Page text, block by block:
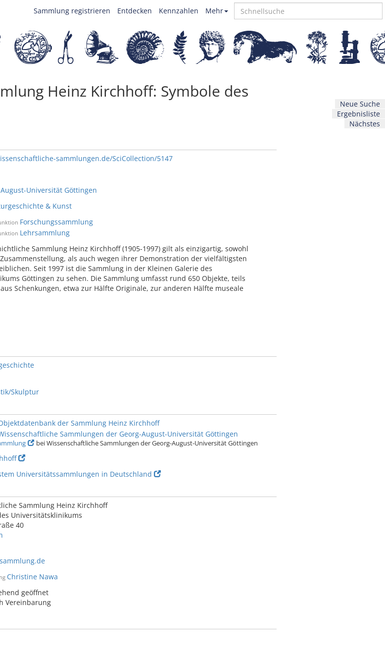
Mehr
Kennzahlen
Entdecken
Sammlung registrieren
Neue Suche
Ergebnisliste
Nächstes
Heinz Kirchhoff: Symbole des
sammlungen.de/SciCollection/5147
Universität Göttingen
& Kunst
Forschungssammlung
Lehrsammlung
Sammlung Heinz Kirchhoff (1905-1997) gilt als einzigartig, sowohl
als auch wegen ihrer Demonstration der vielfältigsten
Seit 1997 ist die Sammlung in der Kleinen Galerie des
Göttingen zu sehen. Die Sammlung umfasst rund 650 Objekte, teils
Schenkungen, etwa zur Hälfte Originale, zur anderen Hälfte museale
Skulptur
der Sammlung Heinz Kirchhoff
Sammlungen der Georg-August-Universität Göttingen
bei Wissenschaftliche Sammlungen der Georg-August-Universität Göttingen
Universitätssammlungen in Deutschland
Sammlung Heinz Kirchhoff
Universitätsklinikums
40
Christine Nawa
geöffnet
Vereinbarung